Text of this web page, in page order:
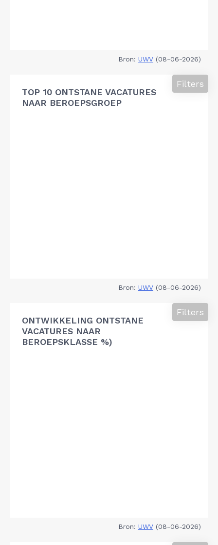
Bron: UWV (08-06-2026)
TOP 10 ONTSTANE VACATURES
NAAR BEROEPSGROEP
Filters
Bron: UWV (08-06-2026)
ONTWIKKELING ONTSTANE
VACATURES NAAR
BEROEPSKLASSE %)
Filters
Bron: UWV (08-06-2026)